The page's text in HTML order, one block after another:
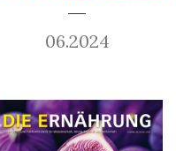
06.2024